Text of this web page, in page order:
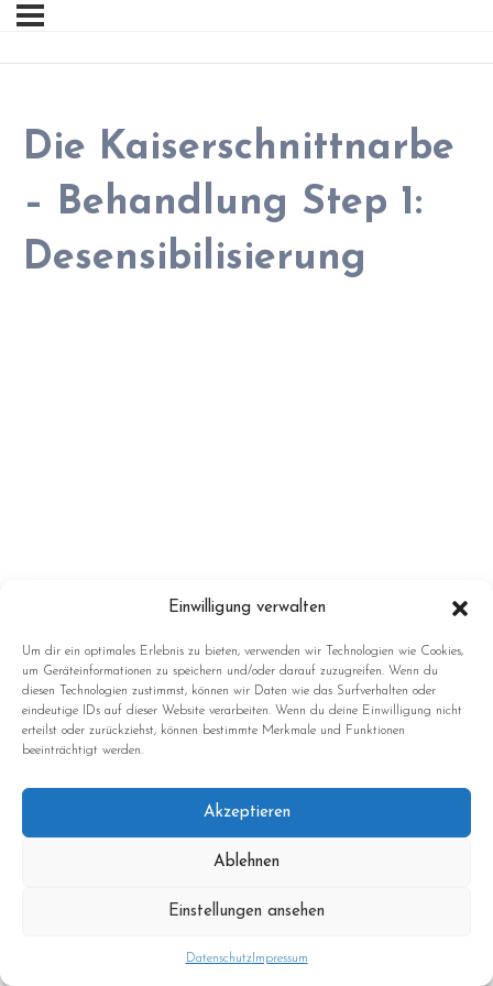
Einwilligung verwalten
Um dir ein optimales Erlebnis zu bieten, verwenden wir Technologien wie Cookies,
um Geräteinformationen zu speichern und/oder darauf zuzugreifen. Wenn du
diesen Technologien zustimmst, können wir Daten wie das Surfverhalten oder
eindeutige IDs auf dieser Website verarbeiten. Wenn du deine Einwilligung nicht
erteilst oder zurückziehst, können bestimmte Merkmale und Funktionen
beeinträchtigt werden.
Akzeptieren
Ablehnen
Einstellungen ansehen
DatenschutzImpressum
Die Kaiserschnittnarbe
– Behandlung Step 1:
Desensibilisierung